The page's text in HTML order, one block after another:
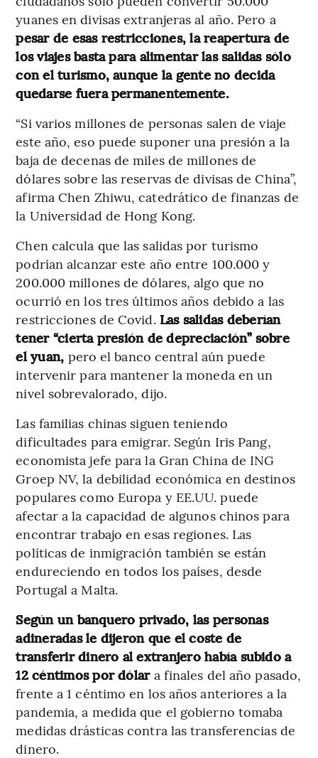
yuanes en divisas extranjeras al año. Pero a
pesar de esas restricciones, la reapertura de
los viajes basta para alimentar las salidas sólo
con el turismo, aunque la gente no decida
quedarse fuera permanentemente.
“Si varios millones de personas salen de viaje
este año, eso puede suponer una presión a la
baja de decenas de miles de millones de
dólares sobre las reservas de divisas de China”,
afirma Chen Zhiwu, catedrático de finanzas de
la Universidad de Hong Kong.
Chen calcula que las salidas por turismo
podrían alcanzar este año entre 100.000 y
200.000 millones de dólares, algo que no
ocurrió en los tres últimos años debido a las
restricciones de Covid. Las salidas deberían
tener “cierta presión de depreciación” sobre
el yuan, pero el banco central aún puede
intervenir para mantener la moneda en un
nivel sobrevalorado, dijo.
Las familias chinas siguen teniendo
dificultades para emigrar. Según Iris Pang,
economista jefe para la Gran China de ING
Groep NV, la debilidad económica en destinos
populares como Europa y EE.UU. puede
afectar a la capacidad de algunos chinos para
encontrar trabajo en esas regiones. Las
políticas de inmigración también se están
endureciendo en todos los países, desde
Portugal a Malta.
Según un banquero privado, las personas
adineradas le dijeron que el coste de
transferir dinero al extranjero había subido a
12 céntimos por dólar a finales del año pasado,
frente a 1 céntimo en los años anteriores a la
pandemia, a medida que el gobierno tomaba
medidas drásticas contra las transferencias de
dinero.